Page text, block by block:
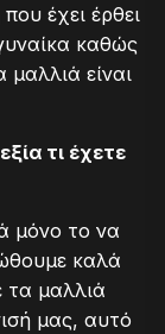
έχει έρθει
καθώς
είναι
τι έχετε
μόνο το να
καλά
τα μαλλιά
μας, αυτό